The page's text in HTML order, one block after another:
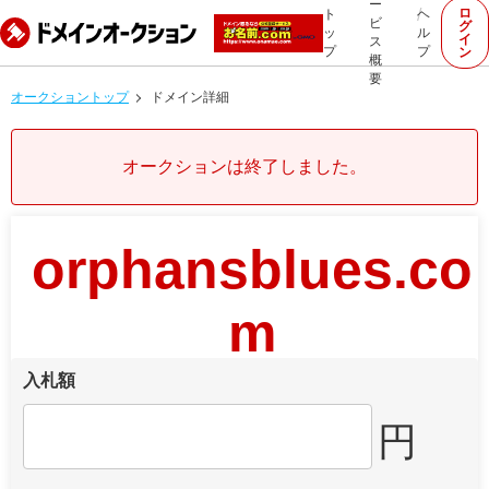
ト
ッ
プ
ー
ビ
ス
概
要
ヘ
ル
プ
ロ
グ
イ
ン
オークショントップ ドメイン詳細
オークションは終了しました。
orphansblues.co
m
入札額
円